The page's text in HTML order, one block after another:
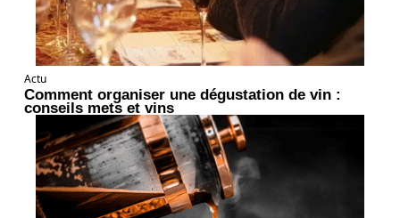
Actu
Comment organiser une dégustation de vin :
conseils mets et vins